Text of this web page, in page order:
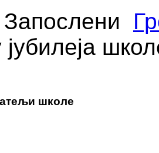
Запослени
школе